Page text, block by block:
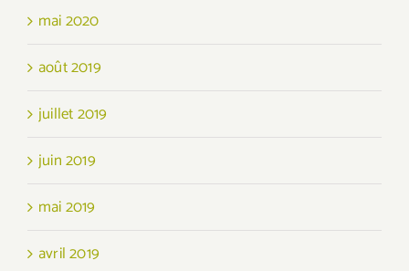
mai 2020
août 2019
juillet 2019
juin 2019
mai 2019
avril 2019